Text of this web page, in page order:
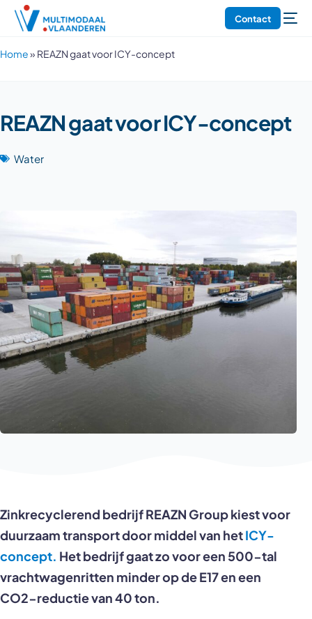
Contact
Home»REAZN gaat voor ICY-concept
REAZN gaat voor ICY-concept
Water
Zinkrecyclerend bedrijf REAZN Group kiest voor
duurzaam transport door middel van hetICY-
concept. Het bedrijf gaat zo voor een 500-tal
vrachtwagenritten minder op de E17 en een
CO2-reductie van 40 ton.